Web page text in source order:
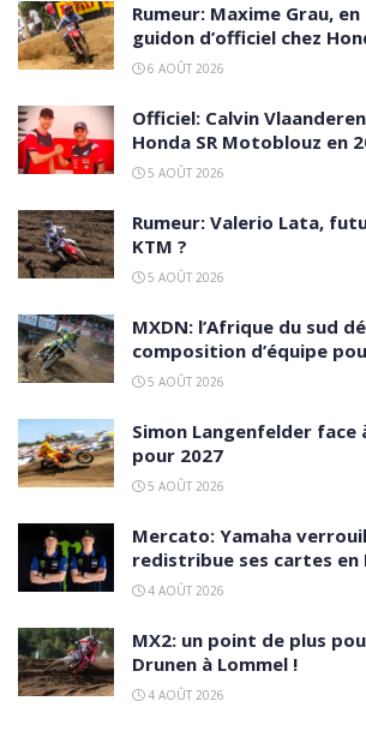
Rumeur: Maxime Grau,
guidon d’officiel chez
6 AOÛT 2026
Officiel: Calvin
Honda SR Motoblouz en
5 AOÛT 2026
Rumeur: Valerio Lata,
KTM ?
5 AOÛT 2026
MXDN: l’Afrique du sud
composition d’équipe
5 AOÛT 2026
Simon Langenfelder face
pour 2027
5 AOÛT 2026
Mercato: Yamaha
redistribue ses cartes en
4 AOÛT 2026
MX2: un point de plus
Drunen à Lommel !
4 AOÛT 2026